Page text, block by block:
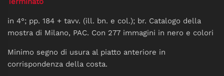
in 4°; pp. 184 + tavv. (ill. bn. e col.); br. Catalogo della
mostra di Milano, PAC. Con 277 immagini in nero e colori
Minimo segno di usura al piatto anteriore in
corrispondenza della costa.